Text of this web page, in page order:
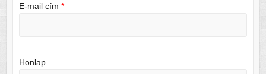
E-mail cím *
Honlap